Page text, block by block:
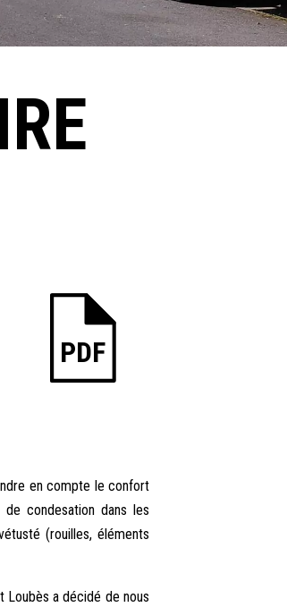
en compte le confort
de condesation dans les
(rouilles, éléments
Loubès a décidé de nous